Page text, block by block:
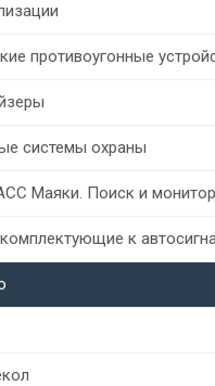
противоугонные
системы охраны
Маяки. Поиск и
к